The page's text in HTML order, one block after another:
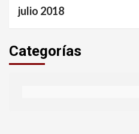
julio 2018
Categorías